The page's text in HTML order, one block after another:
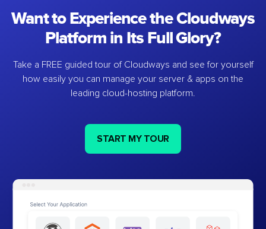
Want to Experience the Cloudways
Platform in Its Full Glory?
Take a FREE guided tour of Cloudways and see for yourself
how easily you can manage your server & apps on the
leading cloud-hosting platform.
START MY TOUR